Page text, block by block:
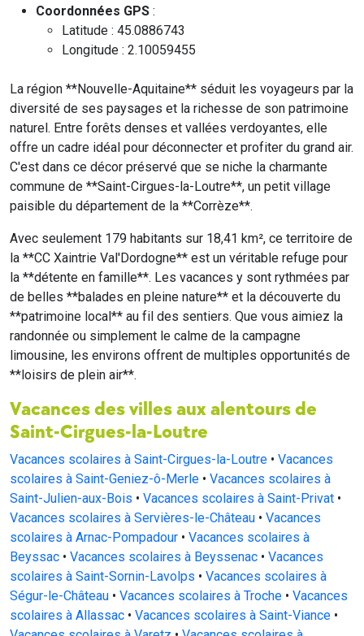
Coordonnées GPS :
Latitude : 45.0886743
Longitude : 2.10059455
La région **Nouvelle-Aquitaine** séduit les voyageurs par la
diversité de ses paysages et la richesse de son patrimoine
naturel. Entre forêts denses et vallées verdoyantes, elle
offre un cadre idéal pour déconnecter et profiter du grand air.
C'est dans ce décor préservé que se niche la charmante
commune de **Saint-Cirgues-la-Loutre**, un petit village
paisible du département de la **Corrèze**.
Avec seulement 179 habitants sur 18,41 km², ce territoire de
la **CC Xaintrie Val'Dordogne** est un véritable refuge pour
la **détente en famille**. Les vacances y sont rythmées par
de belles **balades en pleine nature** et la découverte du
**patrimoine local** au fil des sentiers. Que vous aimiez la
randonnée ou simplement le calme de la campagne
limousine, les environs offrent de multiples opportunités de
**loisirs de plein air**.
Vacances des villes aux alentours de
Saint-Cirgues-la-Loutre
Vacances scolaires à Saint-Cirgues-la-Loutre • Vacances
scolaires à Saint-Geniez-ô-Merle • Vacances scolaires à
Saint-Julien-aux-Bois • Vacances scolaires à Saint-Privat •
Vacances scolaires à Servières-le-Château • Vacances
scolaires à Arnac-Pompadour • Vacances scolaires à
Beyssac • Vacances scolaires à Beyssenac • Vacances
scolaires à Saint-Sornin-Lavolps • Vacances scolaires à
Ségur-le-Château • Vacances scolaires à Troche • Vacances
scolaires à Allassac • Vacances scolaires à Saint-Viance •